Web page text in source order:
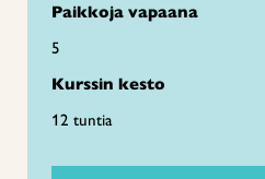
Paikkoja vapaana
5
Kurssin kesto
12 tuntia